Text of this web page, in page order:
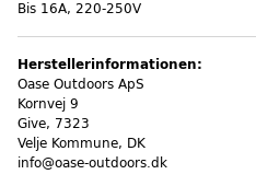
Bis 16A, 220-250V
Herstellerinformationen:
Oase Outdoors ApS
Kornvej 9
Give, 7323
Velje Kommune, DK
info@oase-outdoors.dk